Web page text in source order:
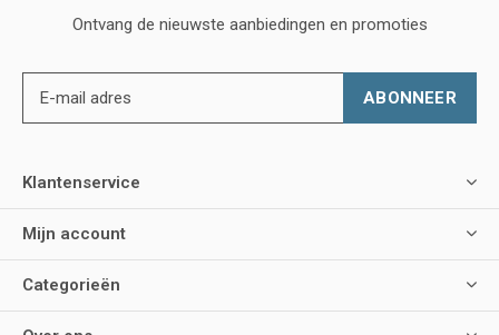
Ontvang de nieuwste aanbiedingen en promoties
ABONNEER
Klantenservice
Mijn account
Categorieën